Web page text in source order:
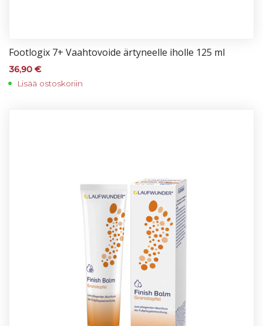
Foot­lo­gix 7+ Vaah­to­voi­de är­ty­neel­le ihol­le 125 ml
36,90 €
Lisää ostoskoriin